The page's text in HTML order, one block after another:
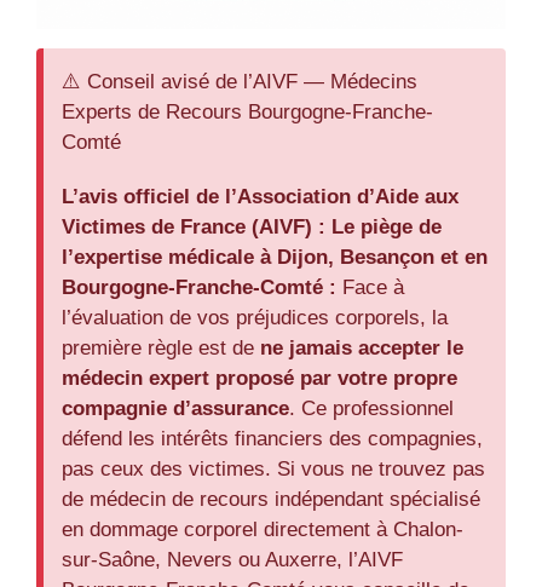
⚠️ Conseil avisé de l’AIVF — Médecins
Experts de Recours Bourgogne-Franche-
Comté
L’avis officiel de l’Association d’Aide aux
Victimes de France (AIVF) : Le piège de
l’expertise médicale à Dijon, Besançon et en
Bourgogne-Franche-Comté : Face à
l’évaluation de vos préjudices corporels, la
première règle est de ne jamais accepter le
médecin expert proposé par votre propre
compagnie d’assurance. Ce professionnel
défend les intérêts financiers des compagnies,
pas ceux des victimes. Si vous ne trouvez pas
de médecin de recours indépendant spécialisé
en dommage corporel directement à Chalon-
sur-Saône, Nevers ou Auxerre, l’AIVF